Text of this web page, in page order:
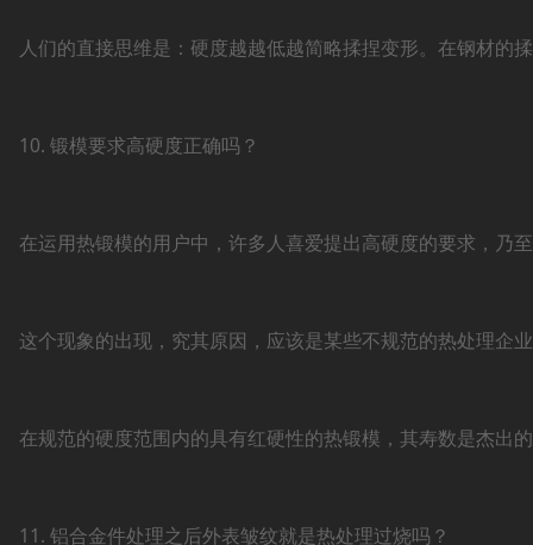
人们的直接思维是：硬度越越低越简略揉捏变形。在钢材
10. 锻模要求高硬度正确吗？
在运用热锻模的用户中，许多人喜爱提出高硬度的要求，乃
这个现象的出现，究其原因，应该是某些不规范的热处理企
在规范的硬度范围内的具有红硬性的热锻模，其寿数是杰出
11. 铝合金件处理之后外表皱纹就是热处理过烧吗？